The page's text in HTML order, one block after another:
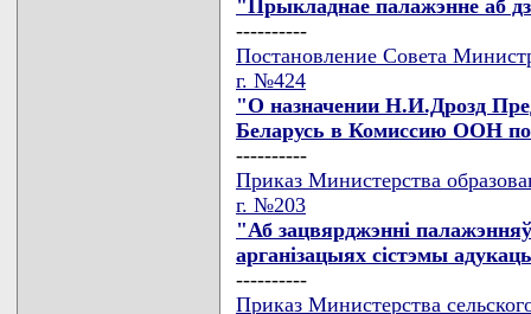
"Прыкладнае палажэнне аб
----------
Постановление Совета
г. №424
"О назначении Н.И.Дрозд
Беларусь в Комиссию ООН
----------
Приказ Министерства
г. №203
"Аб зацвярджэннi
арганiзацыях сiстэмы
----------
Приказ Министерства